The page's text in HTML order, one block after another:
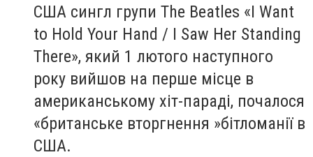
США сингл групи The Beatles «I Want
to Hold Your Hand / I Saw Her Standing
There», який 1 лютого наступного
року вийшов на перше місце в
американському хіт-параді, почалося
«британське вторгнення »бітломанії в
США.